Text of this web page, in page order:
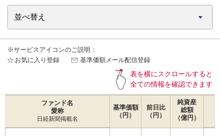
※サービスアイコンのご説明：
お気に入り登録
基準価額メール配信登録
表を横にスクロールすると
全ての情報を確認できます
ファンド名
愛称
日経新聞掲載名
基準価額
（円）
前日比
（円）
純資産
総額
（億円）